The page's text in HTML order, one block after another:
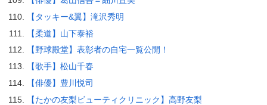
【タッキー&翼】滝沢秀明
【柔道】山下泰裕
【野球殿堂】表彰者の自宅一覧公開！
【歌手】松山千春
【俳優】豊川悦司
【たかの友梨ビューティクリニック】高野友梨